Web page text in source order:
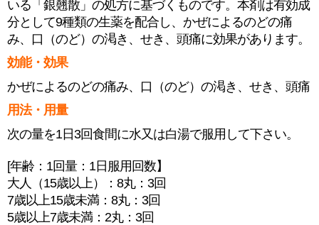
いる「銀翹散」の処方に基づくものです。本剤は有効成
分として9種類の生薬を配合し、かぜによるのどの痛
み、口（のど）の渇き、せき、頭痛に効果があります。
効能・効果
かぜによるのどの痛み、口（のど）の渇き、せき、頭痛
用法・用量
次の量を1日3回食間に水又は白湯で服用して下さい。
[年齢：1回量：1日服用回数】
大人（15歳以上）：8丸：3回
7歳以上15歳未満：8丸：3回
5歳以上7歳未満：2丸：3回